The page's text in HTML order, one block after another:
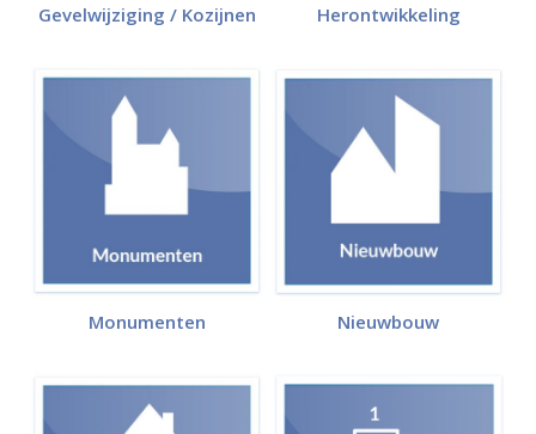
Gevelwijziging / Kozijnen Herontwikkeling
Monumenten Nieuwbouw